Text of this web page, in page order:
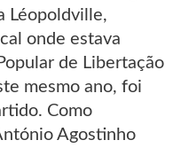
Léopoldville,
onde estava
de Libertação
mesmo ano, foi
Como
Agostinho